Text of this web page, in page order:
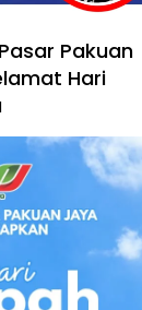
Pakuan
Hari